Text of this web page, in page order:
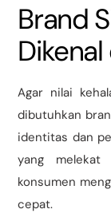
Brand
Agar nilai
dibutuhkan
identitas dan
yang melekat
konsumen
cepat.